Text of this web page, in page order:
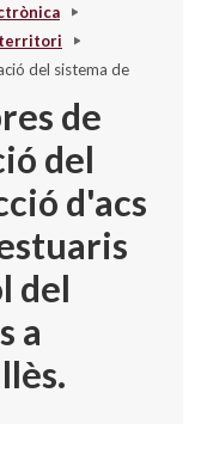
territori
del sistema de
de
del
d'acs
del
a